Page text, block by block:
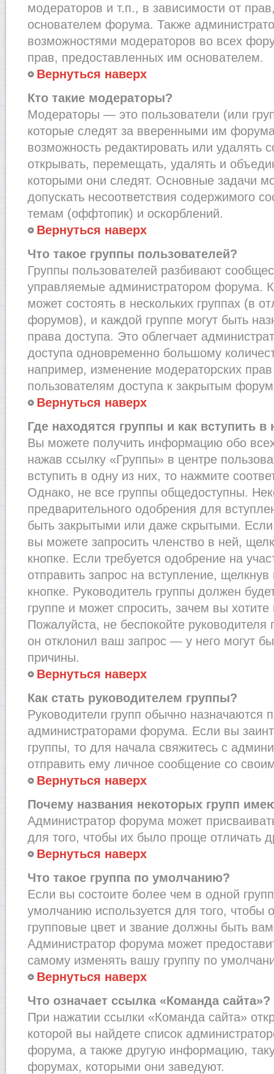
модераторов и т.п., в зависимости от
основателем форума. Также
возможностями модераторов во всех
прав, предоставленных им основателем.
Вернуться наверх
Кто такие модераторы?
Модераторы — это пользователи (или
которые следят за вверенными им
возможность редактировать или удалять
открывать, перемещать, удалять и
которыми они следят. Основные задачи
допускать несоответствия содержимого
темам (оффтопик) и оскорблений.
Вернуться наверх
Что такое группы пользователей?
Группы пользователей разбивают
управляемые администратором форума.
может состоять в нескольких группах (в
форумов), и каждой группе могут быть
права доступа. Это облегчает
доступа одновременно большому
например, изменение модераторских
пользователям доступа к закрытым
Вернуться наверх
Где находятся группы и как вступить в
Вы можете получить информацию обо
нажав ссылку «Группы» в центре
вступить в одну из них, то нажмите
Однако, не все группы общедоступны.
предварительного одобрения для
быть закрытыми или даже скрытыми. Если
вы можете запросить членство в ней,
кнопке. Если требуется одобрение на
отправить запрос на вступление,
кнопке. Руководитель группы должен
группе и может спросить, зачем вы хотите
Пожалуйста, не беспокойте
он отклонил ваш запрос — у него могут
причины.
Вернуться наверх
Как стать руководителем группы?
Руководители групп обычно назначаются
администраторами форума. Если вы
группы, то для начала свяжитесь с
отправить ему личное сообщение со
Вернуться наверх
Почему названия некоторых групп
Администратор форума может
для того, чтобы их было проще отличать
Вернуться наверх
Что такое группа по умолчанию?
Если вы состоите более чем в одной
умолчанию используется для того, чтобы
групповые цвет и звание должны быть
Администратор форума может
самому изменять вашу группу по
Вернуться наверх
Что означает ссылка «Команда сайта»?
При нажатии ссылки «Команда сайта»
которой вы найдете список
форума, а также другую информацию,
форумах, которыми они заведуют.